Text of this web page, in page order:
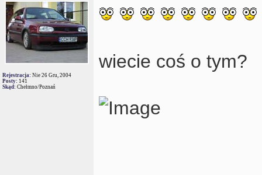
Rejestracja: Nie 26 Gru, 2004
Posty: 141
Skąd: Chełmno/Poznań
wiecie coś o tym?